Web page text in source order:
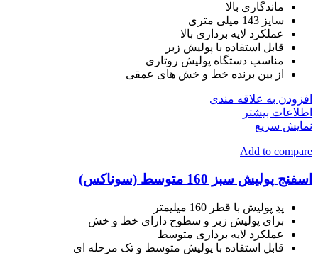
ماندگاری بالا
سایز 143 میلی متری
عملکرد لایه برداری بالا
قابل استفاده با پولیش زبر
مناسب دستگاه پولیش روتاری
از بین برنده خط و خش های عمقی
افزودن به علاقه مندی
اطلاعات بیشتر
نمایش سریع
Add to compare
اسفنج پولیش سبز 160 متوسط (سوناکس)
پدِ پوليش با قطر 160 ميليمتر
برای پوليش زبر و سطوح دارای خط و خش
عملکرد لایه برداری متوسط
قابل استفاده با پولیش متوسط و تک مرحله ای